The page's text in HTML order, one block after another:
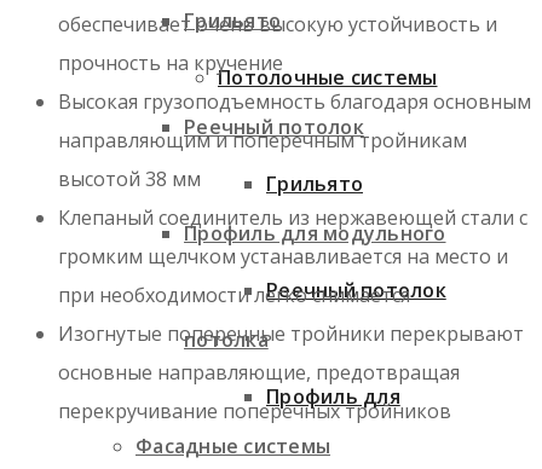
Грильято
Реечный потолок
Профиль для модульного
потолка
Фасадные системы
Потолочные системы
Грильято
Реечный потолок
Профиль для
обеспечивает очень высокую устойчивость и
прочность на кручение
Высокая грузоподъемность благодаря основным
направляющим и поперечным тройникам
высотой 38 мм
Клепаный соединитель из нержавеющей стали с
громким щелчком устанавливается на место и
при необходимости легко снимается
Изогнутые поперечные тройники перекрывают
основные направляющие, предотвращая
перекручивание поперечных тройников